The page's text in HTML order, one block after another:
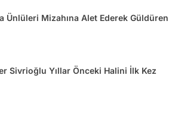
Ünlüleri Mizahına Alet Ederek Güldüren
Sivrioğlu Yıllar Önceki Halini İlk Kez